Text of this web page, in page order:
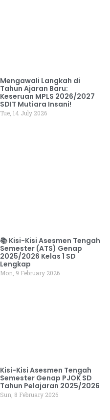
Mengawali Langkah di
Tahun Ajaran Baru:
Keseruan MPLS 2026/2027
SDIT Mutiara Insani!
Tue, 14 July 2026
📚 Kisi-Kisi Asesmen Tengah
Semester (ATS) Genap
2025/2026 Kelas 1 SD
Lengkap
Mon, 9 February 2026
Kisi-Kisi Asesmen Tengah
Semester Genap PJOK SD
Tahun Pelajaran 2025/2026
Sun, 8 February 2026